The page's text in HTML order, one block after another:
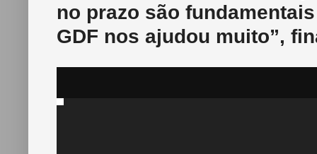
no prazo são
GDF nos ajudou muito”,